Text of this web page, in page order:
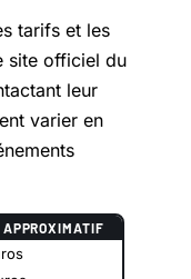
tarifs et les
site officiel du
leur
varier en